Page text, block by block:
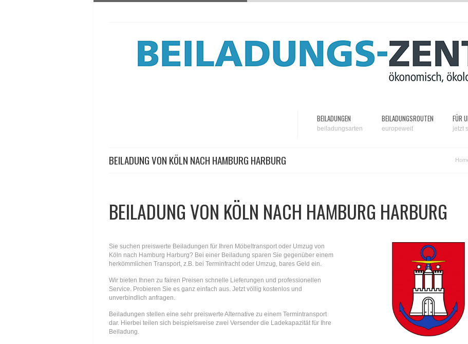
BEILADUNGEN
beiladungsarten
BEILADUNGSROUTEN
europeweit
FÜR
jetzt
BEILADUNG VON KÖLN NACH HAMBURG HARBURG
BEILADUNG VON KÖLN NACH HAMBURG HARBURG
Sie suchen preiswerte Beiladungen für Ihren Möbeltransport oder Umzug von
Köln nach Hamburg Harburg? Bei einer Beiladung sparen Sie gegenüber einem
herkömmlichen Transport, z.B. bei Terminfracht oder Umzug, bares Geld ein.
Wir bieten Ihnen zu fairen Preisen schnelle Lieferungen und professionellen
Service. Probieren Sie es ganz einfach aus. Jetzt völlig kostenlos und
unverbindlich anfragen.
Beiladungen stellen eine sehr preiswerte Alternative zu einem Termintransport
dar. Hierbei teilen sich beispielsweise zwei Versender die Ladekapazität für Ihre
Beiladung.